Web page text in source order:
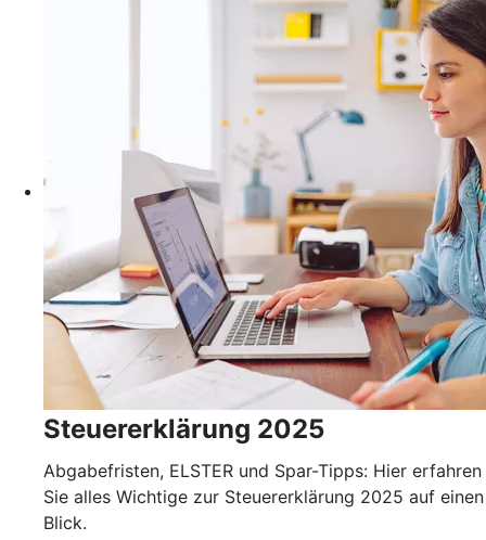
Steuererklärung 2025
Abgabefristen, ELSTER und Spar-Tipps: Hier erfahren
Sie alles Wichtige zur Steuererklärung 2025 auf einen
Blick.